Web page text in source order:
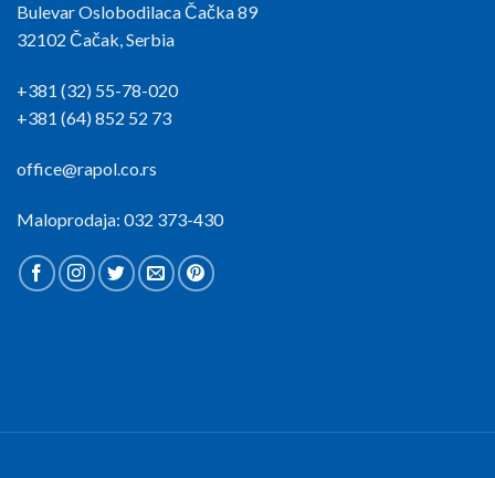
Bulevar Oslobodilaca Čačka 89
32102 Čačak, Serbia
+381 (32) 55-78-020
+381 (64) 852 52 73
office@rapol.co.rs
Maloprodaja: 032 373-430